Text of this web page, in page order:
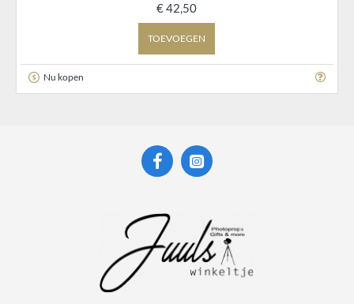
€ 42,50
TOEVOEGEN
Nu kopen